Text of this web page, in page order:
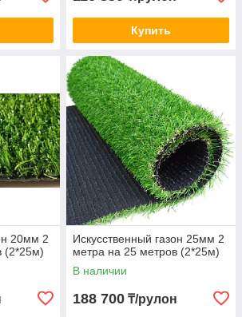
Купить
20мм 2
(2*25м)
Искусственный газон 25мм 2
метра на 25 метров (2*25м)
В наличии
188 700 ₸/рулон